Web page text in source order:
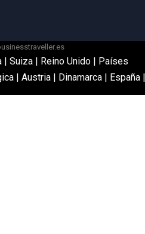
| Suiza| Reino Unido| Países
| Austria | Dinamarca | España